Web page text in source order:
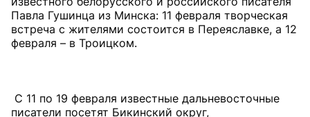
Павла Гушинца из Минска: 11 февраля творческая
встреча с жителями состоится в Переяславке, а 12
февраля – в Троицком.
С 11 по 19 февраля известные дальневосточные
писатели посетят Бикинский округ,